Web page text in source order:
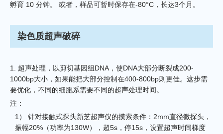
孵育 10 分钟。 或者，样品可暂时保存在-80°C，长达3个月。
染色质超声破碎
1. 超声处理，以剪切基因组DNA，使DNA大部分断裂成200-
1000bp大小，如果能把大部分控制在400-800bp则更佳。这步需
要优化，不同的细胞系需要不同的超声处理时间。
注：
1） 针对接触式探头新芝超声仪的摸索条件：2mm直径微探头，
振幅20%（功率为130W），超5s，停15s，设置超声时间梯度